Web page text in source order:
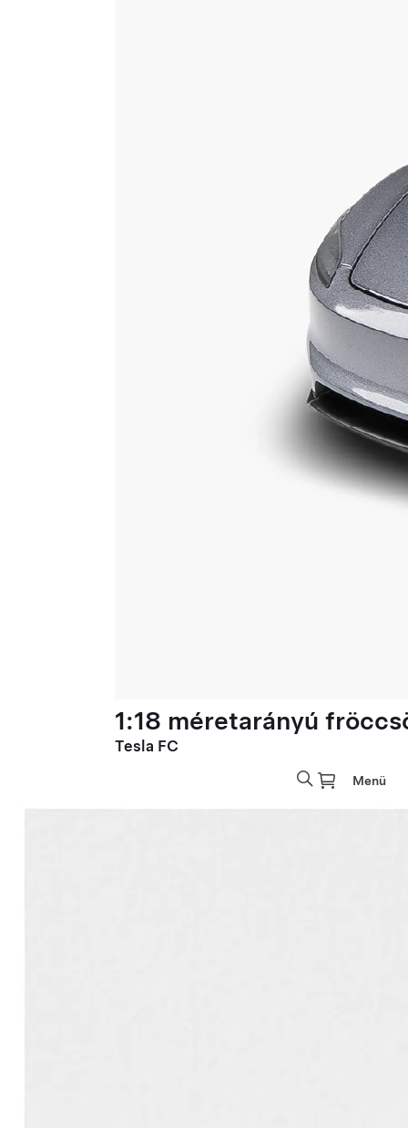
1:18 méretarányú
Tesla FC
Menü